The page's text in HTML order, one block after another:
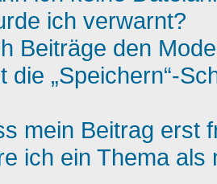
ich verwarnt?
Beiträge den
die „Speichern“-
mein Beitrag erst
ich ein Thema als